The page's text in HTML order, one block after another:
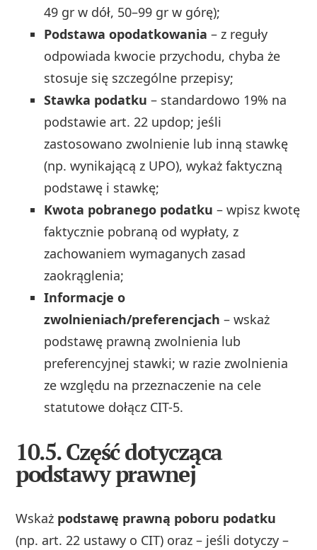
49 gr w dół, 50–99 gr w górę);
Podstawa opodatkowania – z reguły
odpowiada kwocie przychodu, chyba że
stosuje się szczególne przepisy;
Stawka podatku – standardowo 19% na
podstawie art. 22 updop; jeśli
zastosowano zwolnienie lub inną stawkę
(np. wynikającą z UPO), wykaż faktyczną
podstawę i stawkę;
Kwota pobranego podatku – wpisz kwotę
faktycznie pobraną od wypłaty, z
zachowaniem wymaganych zasad
zaokrąglenia;
Informacje o
zwolnieniach/preferencjach – wskaż
podstawę prawną zwolnienia lub
preferencyjnej stawki; w razie zwolnienia
ze względu na przeznaczenie na cele
statutowe dołącz CIT-5.
10.5. Część dotycząca
podstawy prawnej
Wskaż podstawę prawną poboru podatku
(np. art. 22 ustawy o CIT) oraz – jeśli dotyczy –